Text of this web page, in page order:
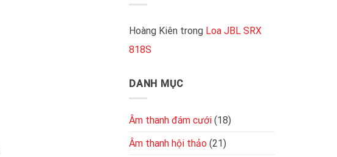
đẩy
Hoàng Kiên trong Loa JBL SRX
818S
DANH MỤC
Âm thanh đám cưới (18)
Âm thanh hội thảo (21)